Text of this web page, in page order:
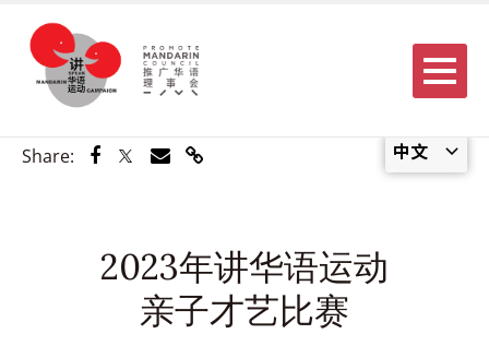
中文
Menu
Share: Share via Facebook
Share via Twitter
Share via Email
Share via Link
2023年讲华语运动
亲子才艺比赛